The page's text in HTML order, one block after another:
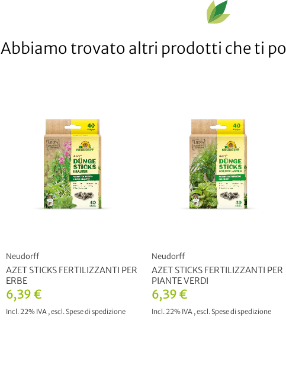
Abbiamo trovato altri prodotti che ti
6,39 €
Incl. 22% IVA ,escl.Spese di spedizione
Neudorff
AZET STICKS FERTILIZZANTI PER
ERBE
6,39 €
Incl. 22% IVA ,escl.Spese di spedizione
Neudorff
AZET STICKS FERTILIZZANTI PER
PIANTE VERDI